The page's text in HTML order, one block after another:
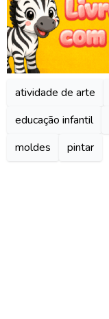
atividade de arte
educação infantil
moldes
pintar